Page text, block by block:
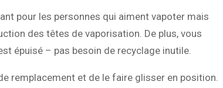
pour les personnes qui aiment vapoter mais
des têtes de vaporisation. De plus, vous
épuisé – pas besoin de recyclage inutile.
remplacement et de le faire glisser en position.